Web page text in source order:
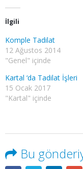
İlgili
Komple Tadilat
12 Ağustos 2014
"Genel" içinde
Kartal ‘da Tadilat İşleri
15 Ocak 2017
"Kartal" içinde
Bu